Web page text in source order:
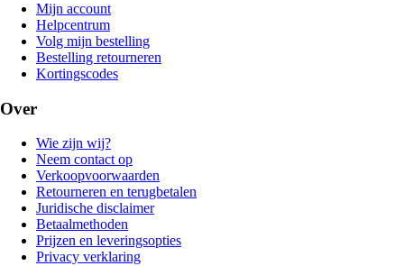
Mijn account
Helpcentrum
Volg mijn bestelling
Bestelling retourneren
Kortingscodes
Over
Wie zijn wij?
Neem contact op
Verkoopvoorwaarden
Retourneren en terugbetalen
Juridische disclaimer
Betaalmethoden
Prijzen en leveringsopties
Privacy verklaring